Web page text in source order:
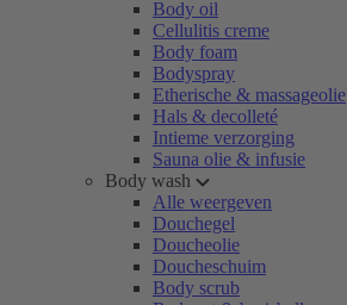
Body oil
Cellulitis creme
Body foam
Bodyspray
Etherische & massageolie
Hals & decolleté
Intieme verzorging
Sauna olie & infusie
Body wash
Alle weergeven
Douchegel
Doucheolie
Doucheschuim
Body scrub